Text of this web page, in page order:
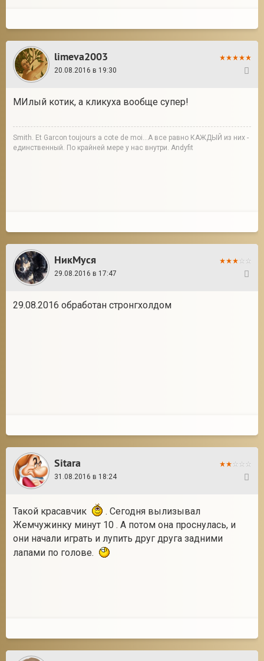
limeva2003
20.08.2016 в 19:30
МИлый котик, а кликуха вообще супер!
Smith. Et Garcon toujours a cote de moi...А все равно КАЖДЫЙ из них -
единственный. По крайней мере у нас внутри. Andyfit
НикМуся
29.08.2016 в 17:47
29.08.2016 обработан стронгхолдом
Sitara
31.08.2016 в 18:24
Такой красавчик
. Сегодня вылизывал
Жемчужинку минут 10 . А потом она проснулась, и
они начали играть и лупить друг друга задними
лапами по голове.